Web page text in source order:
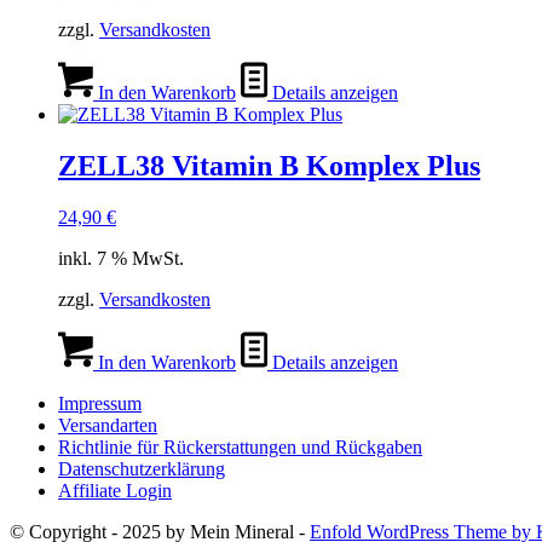
zzgl. Versandkosten
In den Warenkorb Details anzeigen
ZELL38 Vitamin B Komplex Plus
24,90 €
inkl. 7 % MwSt.
zzgl. Versandkosten
In den Warenkorb
Details anzeigen
Impressum
Versandarten
Richtlinie für Rückerstattungen und Rückgaben
Datenschutzerklärung
Affiliate Login
© Copyright - 2025 by Mein Mineral - Enfold WordPress Theme by